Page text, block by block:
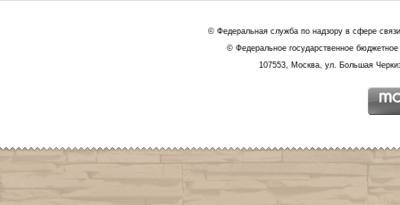
© Федеральная служба по надзору в сфере
© Федеральное государственное
107553, Москва, ул. Большая